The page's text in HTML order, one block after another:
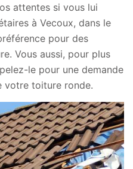
attentes si vous lui
à Vecoux, dans le
pour des
Vous aussi, pour plus
le pour une demande
votre toiture ronde.